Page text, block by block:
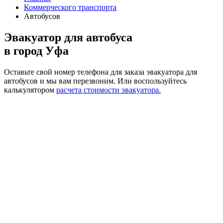
Коммерческого транспорта
Автобусов
Эвакуатор для автобуса
в город Уфа
Оставьте свой номер телефона для заказа эвакуатора для
автобусов и мы вам перезвоним. Или воспользуйтесь
калькулятором расчета стоимости эвакуатора.